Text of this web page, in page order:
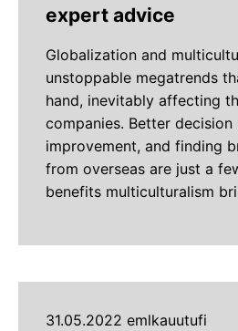
expert advice
Globalization and
unstoppable megatrends
hand, inevitably affecting
companies. Better decision
improvement, and finding
from overseas are just a
benefits multiculturalism
31.05.2022 emlkauutufi